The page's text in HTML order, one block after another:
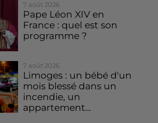
7 août 2026
Pape Léon XIV en
France : quel est son
programme ?
7 août 2026
Limoges : un bébé d'un
mois blessé dans un
incendie, un
appartement...